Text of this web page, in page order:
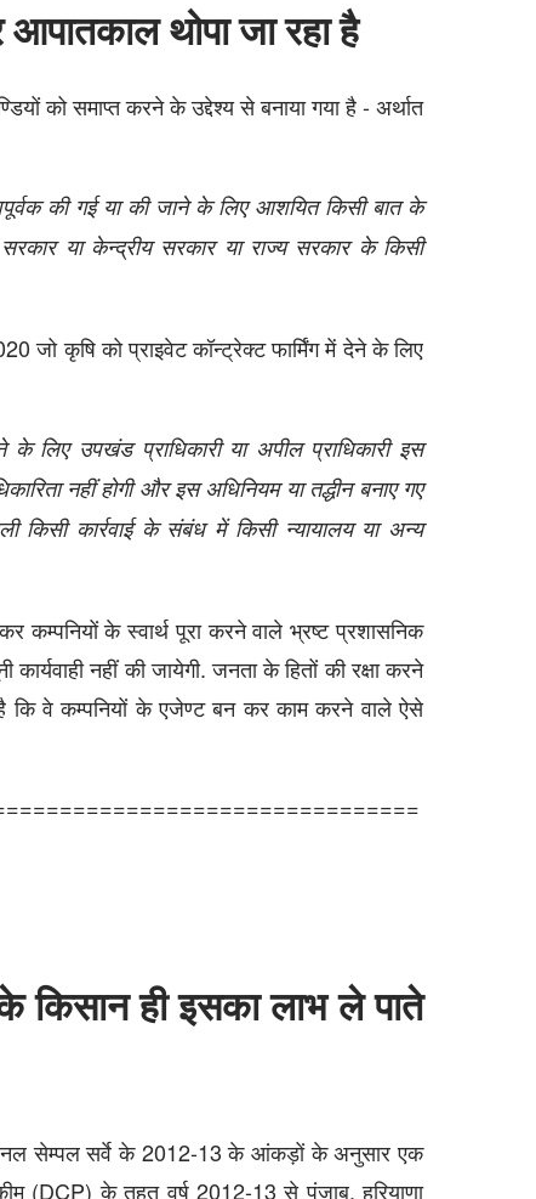
थोपा जा रहा है
को समाप्त करने के उद्देश्य से बनाया गया है - अर्थात
की गई या की जाने के लिए आशयित किसी बात के
या केन्द्रीय सरकार या राज्य सरकार के किसी
कृषि को प्राइवेट कॉन्ट्रेक्ट फार्मिंग में देने के लिए
लिए उपखंड प्राधिकारी या अपील प्राधिकारी इस
नहीं होगी और इस अधिनियम या तद्धीन बनाए गए
किसी कार्रवाई के संबंध में किसी न्यायालय या अन्य
के स्वार्थ पूरा करने वाले भ्रष्ट प्रशासनिक
नहीं की जायेगी. जनता के हितों की रक्षा करने
कि वे कम्पनियों के एजेण्ट बन कर काम करने वाले ऐसे
किसान ही इसका लाभ ले पाते
सेम्पल सर्वे के 2012-13 के आंकड़ों के अनुसार एक
(DCP) के तहत वर्ष 2012-13 से पंजाब, हरियाणा